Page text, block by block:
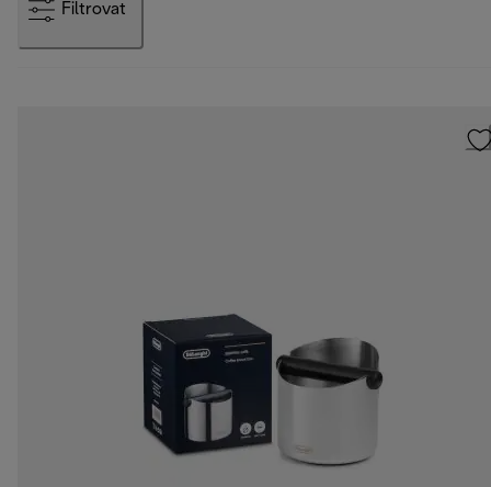
Filtrovat